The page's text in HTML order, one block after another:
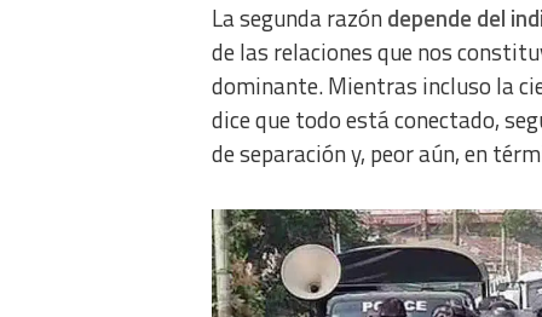
La segunda razóndepende del
de las relaciones que nos
dominante. Mientras incluso la
dice que todo está conectado,
de separación y, peor aún, en